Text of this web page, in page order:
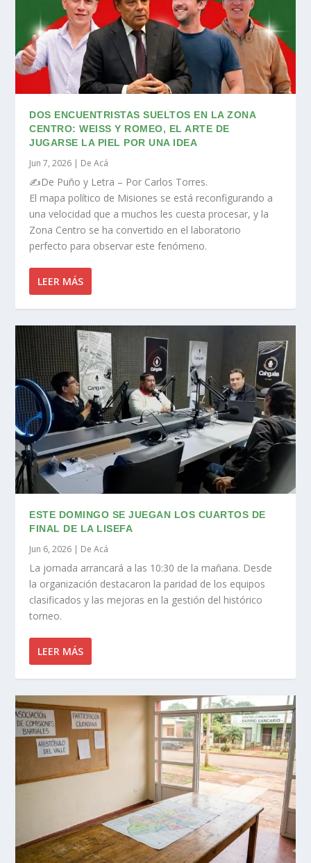
DOS ENCUENTRISTAS SUELTOS EN LA ZONA
CENTRO: WEISS Y ROMEO, EL ARTE DE
JUGARSE LA PIEL POR UNA IDEA
Jun 7, 2026 | De Acá
✍️De Puño y Letra – Por Carlos Torres.
El mapa político de Misiones se está reconfigurando a
una velocidad que a muchos les cuesta procesar, y la
Zona Centro se ha convertido en el laboratorio
perfecto para observar este fenómeno.
LEER MÁS
ESTE DOMINGO SE JUEGAN LOS CUARTOS DE
FINAL DE LA LISEFA
Jun 6, 2026 | De Acá
La jornada arrancará a las 10:30 de la mañana. Desde
la organización destacaron la paridad de los equipos
clasificados y las mejoras en la gestión del histórico
torneo.
LEER MÁS